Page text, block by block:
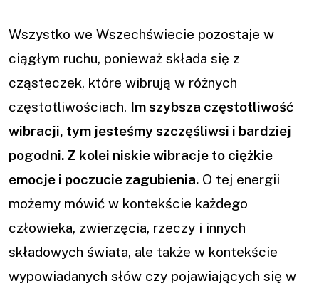
Wszystko we Wszechświecie pozostaje w
ciągłym ruchu, ponieważ składa się z
cząsteczek, które wibrują w różnych
częstotliwościach. Im szybsza częstotliwość
wibracji, tym jesteśmy szczęśliwsi i bardziej
pogodni. Z kolei niskie wibracje to ciężkie
emocje i poczucie zagubienia. O tej energii
możemy mówić w kontekście każdego
człowieka, zwierzęcia, rzeczy i innych
składowych świata, ale także w kontekście
wypowiadanych słów czy pojawiających się w